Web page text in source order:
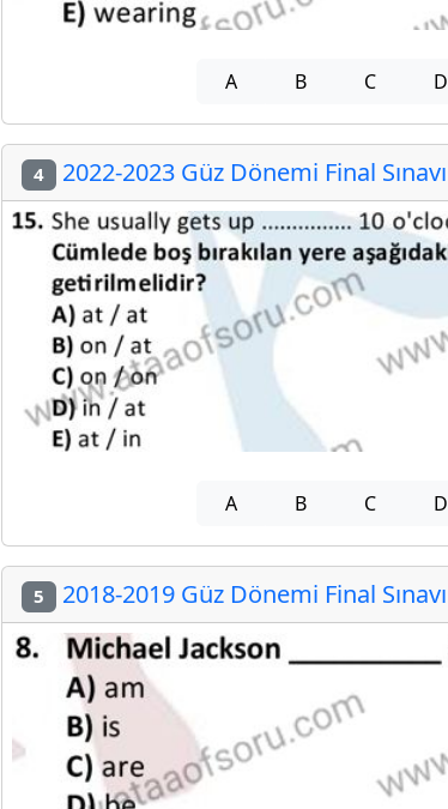
A B C D
4 2022-2023 Güz Dönemi Final Sınavı
A B C D
5 2018-2019 Güz Dönemi Final Sınavı